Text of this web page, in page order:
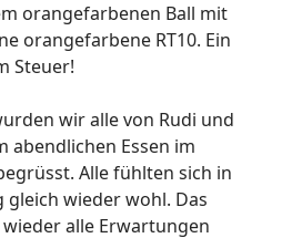
orangefarbenen Ball mit
orangefarbene RT10. Ein
Steuer!
wir alle von Rudi und
abendlichen Essen im
Alle fühlten sich in
wieder wohl. Das
alle Erwartungen